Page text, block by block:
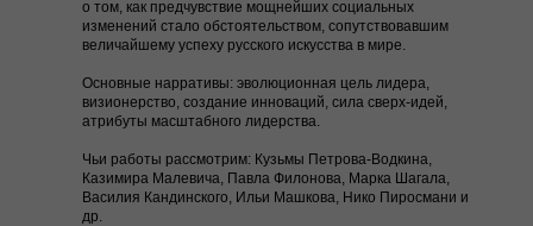
о том, как предчувствие мощнейших социальных
изменений стало обстоятельством, сопутствовавшим
величайшему успеху русского искусства в мире.
Основные нарративы: эволюционная цель лидера,
визионерство, создание инноваций, сила сверх-идей,
атрибуты масштабного лидерства.
Чьи работы рассмотрим: Кузьмы Петрова-Водкина,
Казимира Малевича, Павла Филонова, Марка Шагала,
Василия Кандинского, Ильи Машкова, Нико Пиросмани и
др.